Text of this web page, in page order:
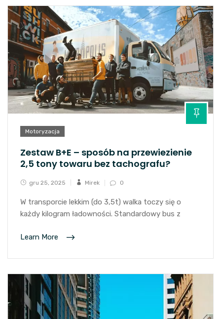
Motoryzacja
Zestaw B+E – sposób na przewiezienie
2,5 tony towaru bez tachografu?
gru 25, 2025 Mirek 0
W transporcie lekkim (do 3,5t) walka toczy się o
każdy kilogram ładowności. Standardowy bus z
Learn More